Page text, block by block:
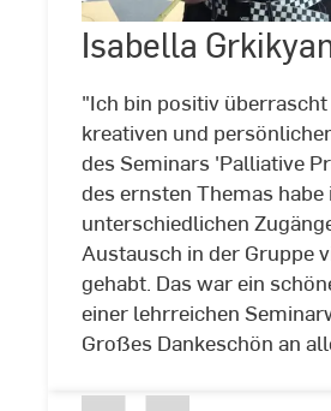
©
Fachbereich
Sozialwesen
Isabella
"Ich bin positiv
kreativen und
des Seminars 'Palliative
des ernsten Themas
unterschiedlichen
Austausch in der Gruppe
gehabt. Das war ein
einer lehrreichen
Großes Dankeschön an